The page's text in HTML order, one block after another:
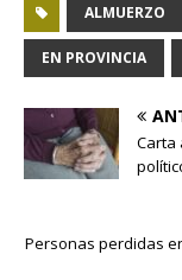
ALMUERZO
EN PROVINCIA
Carta
Personas perdidas